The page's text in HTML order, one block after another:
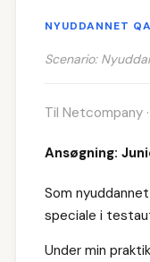
NYUDDANNET
Scenario:
Til Netcompany
Ansøgning:
Som
speciale i
Under min